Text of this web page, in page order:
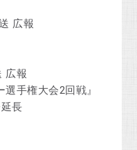
広報
広報
手権大会2回戦』
長